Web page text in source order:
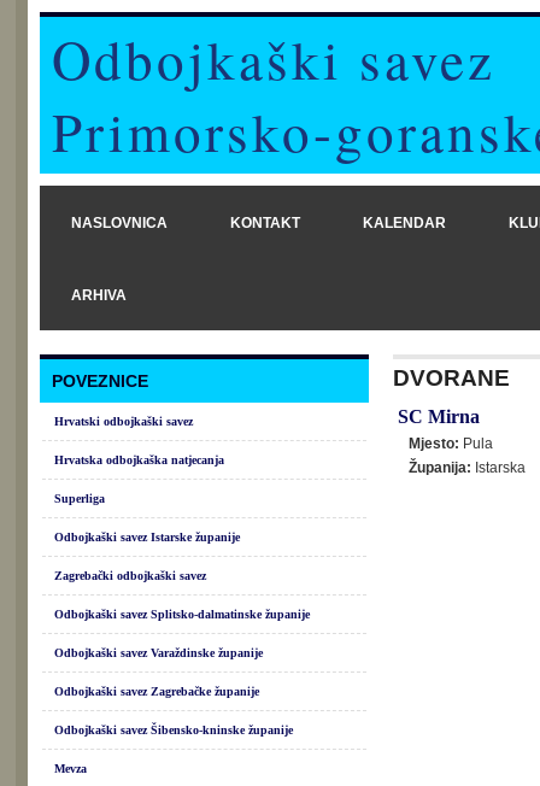
Odbojkaški savez
Primorsko-
NASLOVNICA KONTAKT KALENDAR
ARHIVA
POVEZNICE
Hrvatski odbojkaški savez
Hrvatska odbojkaška natjecanja
Superliga
Odbojkaški savez Istarske županije
Zagrebački odbojkaški savez
Odbojkaški savez Splitsko-dalmatinske županije
Odbojkaški savez Varaždinske županije
Odbojkaški savez Zagrebačke županije
Odbojkaški savez Šibensko-kninske županije
Mevza
DVORANE
SC Mirna
Mjesto: Pula
Županija: Istarska